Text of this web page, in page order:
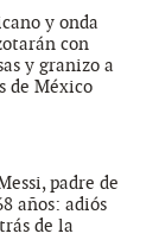
y onda
con
y granizo a
de México
padre de
años: adiós
de la